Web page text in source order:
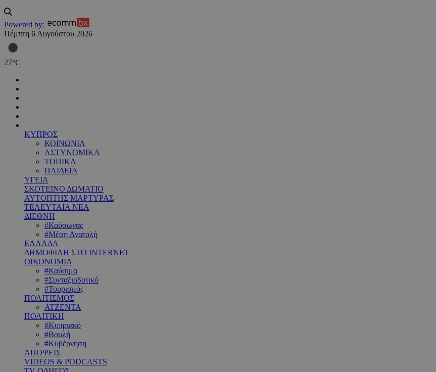
Powered by:
Πέμπτη 6 Αυγούστου 2026
27°C
ΚΥΠΡΟΣ
ΚΟΙΝΩΝΙΑ
ΑΣΤΥΝΟΜΙΚΑ
ΤΟΠΙΚΑ
ΠΑΙΔΕΙΑ
ΥΓΕΙΑ
ΣΚΟΤΕΙΝΟ ΔΩΜΑΤΙΟ
ΑΥΤΟΠΤΗΣ ΜΑΡΤΥΡΑΣ
ΤΕΛΕΥΤΑΙΑ ΝΕΑ
ΔΙΕΘΝΗ
#Καύσωνας
#Μέση Ανατολή
ΕΛΛΑΔΑ
ΔΗΜΟΦΙΛΗ ΣΤΟ INTERNET
ΟΙΚΟΝΟΜΙΑ
#Καύσιμα
#Συνταξιοδοτικό
#Τουρισμός
ΠΟΛΙΤΙΣΜΟΣ
ΑΤΖΕΝΤΑ
ΠΟΛΙΤΙΚΗ
#Κυπριακό
#Βουλή
#Κυβέρνηση
ΑΠΟΨΕΙΣ
VIDEOS & PODCASTS